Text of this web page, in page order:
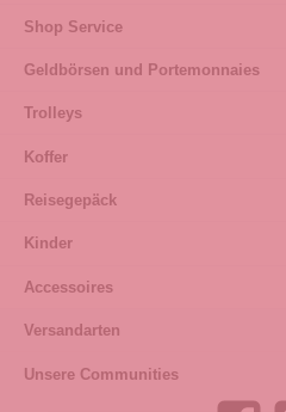
Shop Service
Geldbörsen und Portemonnaies
Trolleys
Koffer
Reisegepäck
Kinder
Accessoires
Versandarten
Unsere Communities